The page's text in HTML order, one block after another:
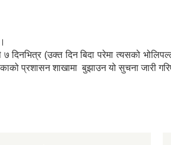
दिनभित्र (उक्त दिन बिदा परेमा त्यसको
प्रशासन शाखामा बुझाउन यो सुचना जारी